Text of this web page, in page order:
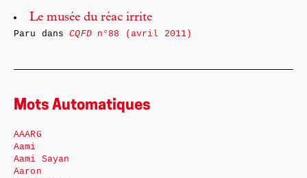
Le musée du réac irrite
Paru dansCQFDn°88 (avril 2011)
Mots Automatiques
AAARG
Aami
Aami Sayan
Aaron